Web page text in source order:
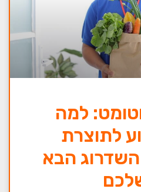
למה
לתוצרת
הבא